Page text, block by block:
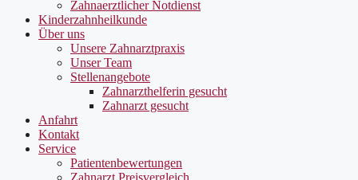
Zahnaerztlicher Notdienst
Kinderzahnheilkunde
Über uns
Unsere Zahnarztpraxis
Unser Team
Stellenangebote
Zahnarzthelferin gesucht
Zahnarzt gesucht
Anfahrt
Kontakt
Service
Patientenbewertungen